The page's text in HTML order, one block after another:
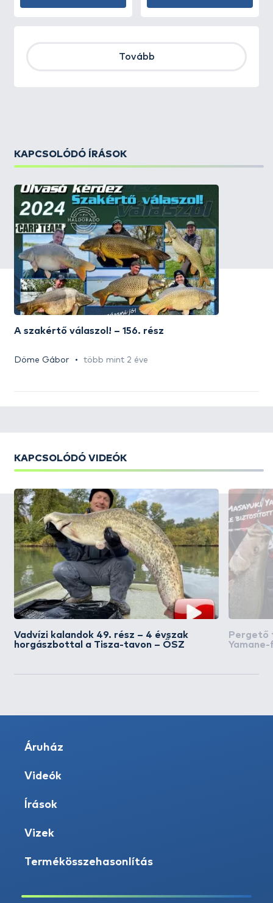
Tovább
KAPCSOLÓDÓ ÍRÁSOK
A szakértő válaszol! – 156. rész
Döme Gábor több mint 2 éve
KAPCSOLÓDÓ VIDEÓK
Vadvízi kalandok 49. rész – 4 évszak
horgászbottal a Tisza-tavon – ŐSZ
Pergető
Áruház
Videók
Írások
Vizek
Termékösszehasonlítás